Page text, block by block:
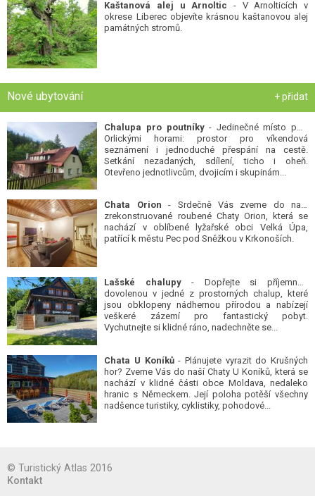
Kaštanová alej u Arnoltic - V Arnolticích v
okrese Liberec objevíte krásnou kaštanovou alej
památných stromů.
Nové ubytování + přidat
Chalupa pro poutníky- Jedinečné místo pod
Orlickými horami: prostor pro víkendová
seznámení i jednoduché přespání na cestě.
Setkání nezadaných, sdílení, ticho i oheň.
Otevřeno jednotlivcům, dvojicím i skupinám...
Chata Orion - Srdečně Vás zveme do naší
zrekonstruované roubené Chaty Orion, která se
nachází v oblíbené lyžařské obci Velká Úpa,
patřící k městu Pec pod Sněžkou v Krkonoších.
Lašské chalupy- Dopřejte si příjemnou
dovolenou v jedné z prostorných chalup, které
jsou obklopeny nádhernou přírodou a nabízejí
veškeré zázemí pro fantastický pobyt.
Vychutnejte si klidné ráno, nadechněte se...
Chata U Koníků- Plánujete vyrazit do Krušných
hor? Zveme Vás do naší Chaty U Koníků, která se
nachází v klidné části obce Moldava, nedaleko
hranic s Německem. Její poloha potěší všechny
nadšence turistiky, cyklistiky, pohodové...
© Turistický Atlas 2016
Kontakt